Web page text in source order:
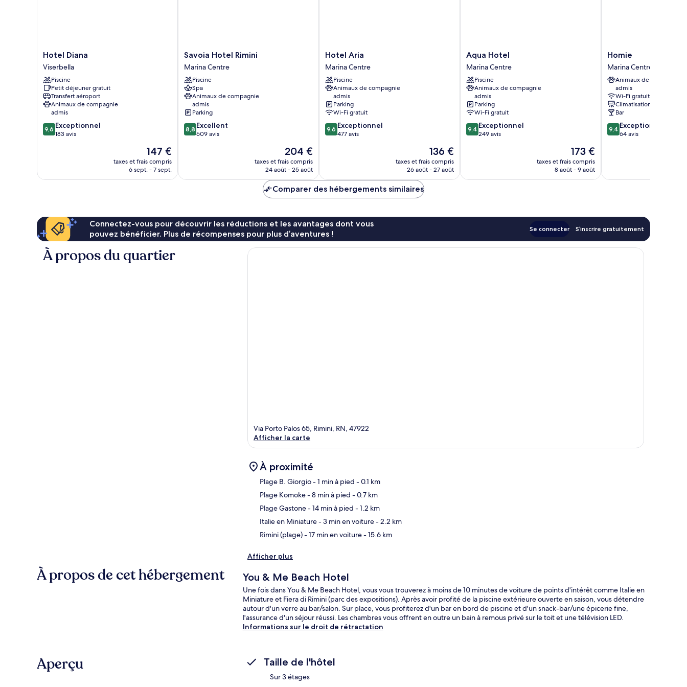
Jacuzzi)
Hotel
Diana
Viserbella
Hotel Diana
Viserbella
Piscine
Petit déjeuner gratuit
Transfert aéroport
Animaux de compagnie
admis
9.6
sur
9,6 Exceptionnel
183 avis
Le
nouveau
prix
147 €
taxes et frais compris
6 sept. - 7 sept.
Savoia
Hotel
Rimini
Marina
Centre
Savoia Hotel Rimini
Marina Centre
Piscine
Spa
Animaux de compagnie
admis
Parking
8.8
sur
8,8 Excellent
609 avis
Le
nouveau
prix
de
204 €
204 €
taxes et frais compris
24 août - 25 août
Hotel
Aria
Marina
Centre
Hotel Aria
Marina Centre
Piscine
Animaux de compagnie
admis
Parking
Wi-Fi gratuit
9.6
sur
9,6 Exceptionnel
477 avis
Le
nouveau
prix
136 €
taxes et frais compris
26 août - 27 août
Aqua
Hotel
Marina
Centre
Aqua Hotel
Marina Centre
Piscine
Animaux de compagnie
admis
Parking
Wi-Fi gratuit
9.4
sur
9,4 Exceptionnel
249 avis
Le
nouveau
prix
173 €
taxes et frais compris
8 août - 9 août
Homie
Marina
Centre
Homie
Marina Centre
Animaux de compagnie
admis
Wi-Fi gratuit
Climatisation
Bar
9.4
sur
9,4 Exceptionnel
64 avis
Comparer des hébergements similaires
Connectez-vous pour découvrir les réductions et les avantages dont vous
pouvez bénéficier. Plus de récompenses pour plus d’aventures !
Se connecter S’inscrire gratuitement
À propos du quartier
Via Porto Palos 65, Rimini, RN, 47922
Afficher la carte
À proximité
Plage B. Giorgio- 1 min à pied - 0.1 km
Plage Komoke- 8 min à pied - 0.7 km
Plage Gastone- 14 min à pied - 1.2 km
Italie en Miniature- 3 min en voiture- 2.2 km
Rimini (plage)- 17 min en voiture- 15.6 km
Afficher plus
À propos de cet hébergement You & Me Beach Hotel
Une fois dans You & Me Beach Hotel, vous vous trouverez à moins de 10 minutes de voiture de points d'intérêt comme Italie en
Miniature et Fiera di Rimini (parc des expositions). Après avoir profité de la piscine extérieure ouverte en saison, vous détendre
autour d'un verre au bar/salon. Sur place, vous profiterez d'un bar en bord de piscine et d'un snack-bar/une épicerie fine,
l'assurance d'un séjour réussi. Les chambres vous offrent en outre un bain à remous privé sur le toit et une télévision LED.
Informations sur le droit de rétractation
Aperçu Taille de l'hôtel
Sur 3 étages